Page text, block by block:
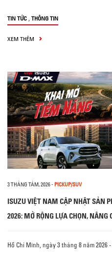
TIN TỨC , THÔNG TIN
XEM THÊM
3 THÁNG TÁM, 2026- PICKUP/SUV
ISUZU VIỆT NAM CẬP NHẬT SẢN
2026: MỞ RỘNG LỰA CHỌN, NÂNG
Hồ Chí Minh, ngày 3 tháng 8 năm 2026